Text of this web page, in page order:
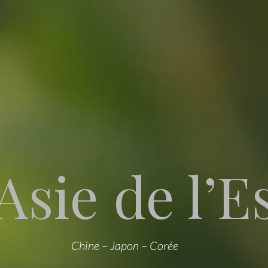
de
Chine – Japon – Corée